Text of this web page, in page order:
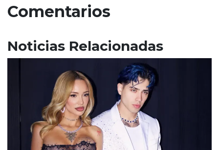
Comentarios
Noticias Relacionadas